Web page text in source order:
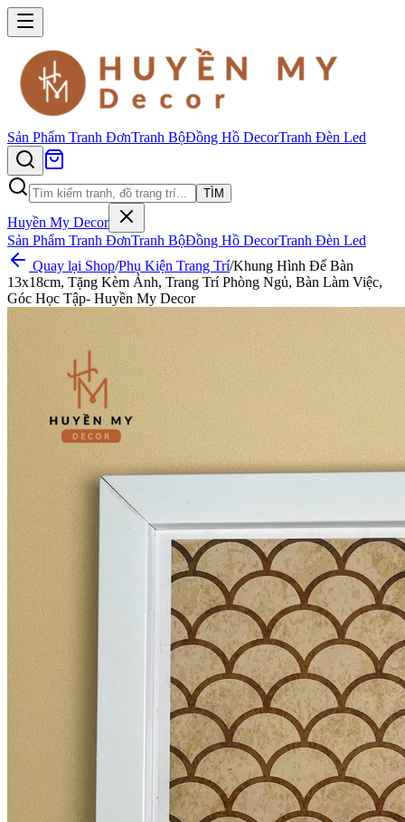
Sản Phẩm Tranh ĐơnTranh BộĐồng Hồ DecorTranh Đèn Led
TÌM
Huyền My Decor
Sản Phẩm Tranh ĐơnTranh BộĐồng Hồ DecorTranh Đèn Led
Quay lại Shop/Phụ Kiện Trang Trí/Khung Hình Để Bàn
13x18cm, Tặng Kèm Ảnh, Trang Trí Phòng Ngủ, Bàn Làm Việc,
Góc Học Tập- Huyền My Decor